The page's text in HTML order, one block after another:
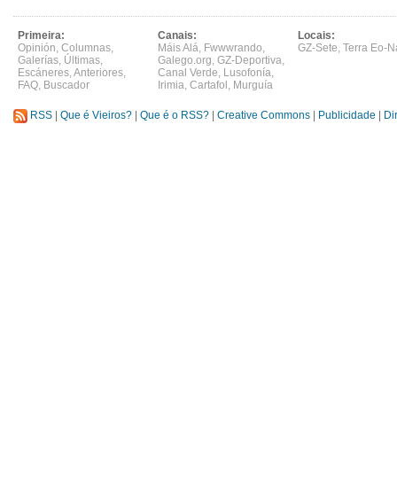
Primeira:
Opinión, Columnas,
Galerías, Últimas,
Escáneres,Anteriores,
FAQ, Buscador
Canais:
Máis Alá, Fwwwrando,
Galego.org, GZ-Deportiva,
Canal Verde, Lusofonía,
Irimia, Cartafol , Murguía
Locais:
GZ-Sete, Terra Eo-
RSS Que é Vieiros? Que é o RSS? Creative Commons Publicidade